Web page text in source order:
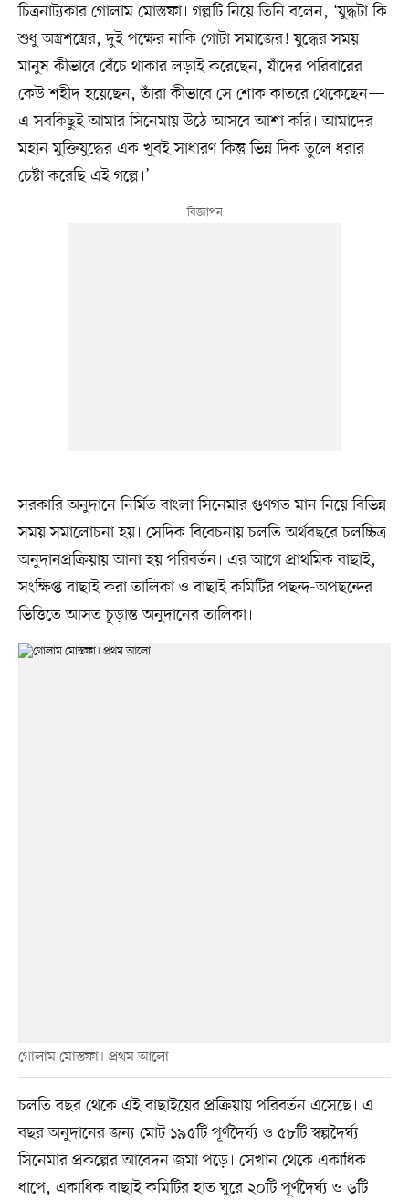
চিত্রনাট্যকার গোলাম মোস্তফা। গল্পটি নিয়ে তিনি বলেন, ‘যুদ্ধটা কি
শুধু অস্ত্রশস্ত্রের, দুই পক্ষের নাকি গোটা সমাজের! যুদ্ধের সময়
মানুষ কীভাবে বেঁচে থাকার লড়াই করেছেন, যাঁদের পরিবারের
কেউ শহীদ হয়েছেন, তাঁরা কীভাবে সে শোক কাতরে থেকেছেন—
এ সবকিছুই আমার সিনেমায় উঠে আসবে আশা করি। আমাদের
মহান মুক্তিযুদ্ধের এক খুবই সাধারণ কিন্তু ভিন্ন দিক তুলে ধরার
চেষ্টা করেছি এই গল্পে।’
সরকারি অনুদানে নির্মিত বাংলা সিনেমার গুণগত মান নিয়ে বিভিন্ন
সময় সমালোচনা হয়। সেদিক বিবেচনায় চলতি অর্থবছরে চলচ্চিত্র
অনুদানপ্রক্রিয়ায় আনা হয় পরিবর্তন। এর আগে প্রাথমিক বাছাই,
সংক্ষিপ্ত বাছাই করা তালিকা ও বাছাই কমিটির পছন্দ-অপছন্দের
ভিত্তিতে আসত চূড়ান্ত অনুদানের তালিকা।
গোলাম মোস্তফা। প্রথম আলো
চলতি বছর থেকে এই বাছাইয়ের প্রক্রিয়ায় পরিবর্তন এসেছে। এ
বছর অনুদানের জন্য মোট ১৯৫টি পূর্ণদৈর্ঘ্য ও ৫৮টি স্বল্পদৈর্ঘ্য
সিনেমার প্রকল্পের আবেদন জমা পড়ে। সেখান থেকে একাধিক
ধাপে, একাধিক বাছাই কমিটির হাত ঘুরে ২০টি পূর্ণদৈর্ঘ্য ও ৬টি